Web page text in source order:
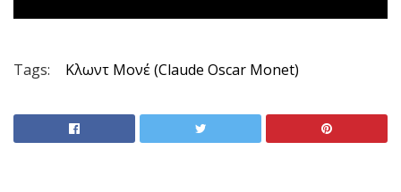
Tags: Κλωντ Μονέ (Claude Oscar Monet)